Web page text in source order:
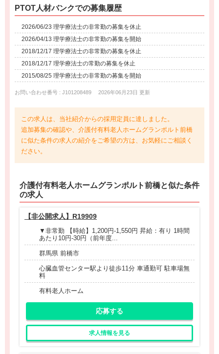
PTOT人材バンクでの募集履歴
2026/06/23 理学療法士の非常勤の募集を休止
2026/04/13 理学療法士の非常勤の募集を開始
2018/12/17 理学療法士の非常勤の募集を休止
2018/12/17 理学療法士の常勤の募集を休止
2015/08/25 理学療法士の非常勤の募集を開始
お問い合わせ番号 : J101208489 2026年06月23日 更新
この求人は、当社紹介からの採用定員に達しました。
追加募集の確認や、介護付有料老人ホームグランポルト前橋
に似た条件の求人の紹介をご希望の方は、お気軽にご相談く
ださい。
介護付有料老人ホームグランポルト前橋と似た条件
の求人
【非公開求人】R19909
▼非常勤 【時給】1,200円-1,550円 昇給：有り 1時間
あたり10円-30円（前年度...
群馬県 前橋市
心臓血管センター駅より徒歩11分 車通勤可 駐車場無
料
有料老人ホーム
応募する
求人情報を見る